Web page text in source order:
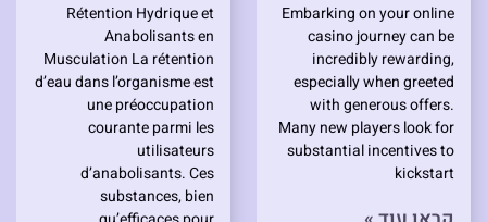
Embarking on your online
casino journey can be
incredibly rewarding,
especially when greeted
with generous offers.
Many new players look for
substantial incentives to
kickstart
Rétention Hydrique et
Anabolisants en
Musculation La rétention
d’eau dans l’organisme est
une préoccupation
courante parmi les
utilisateurs
d’anabolisants. Ces
substances, bien